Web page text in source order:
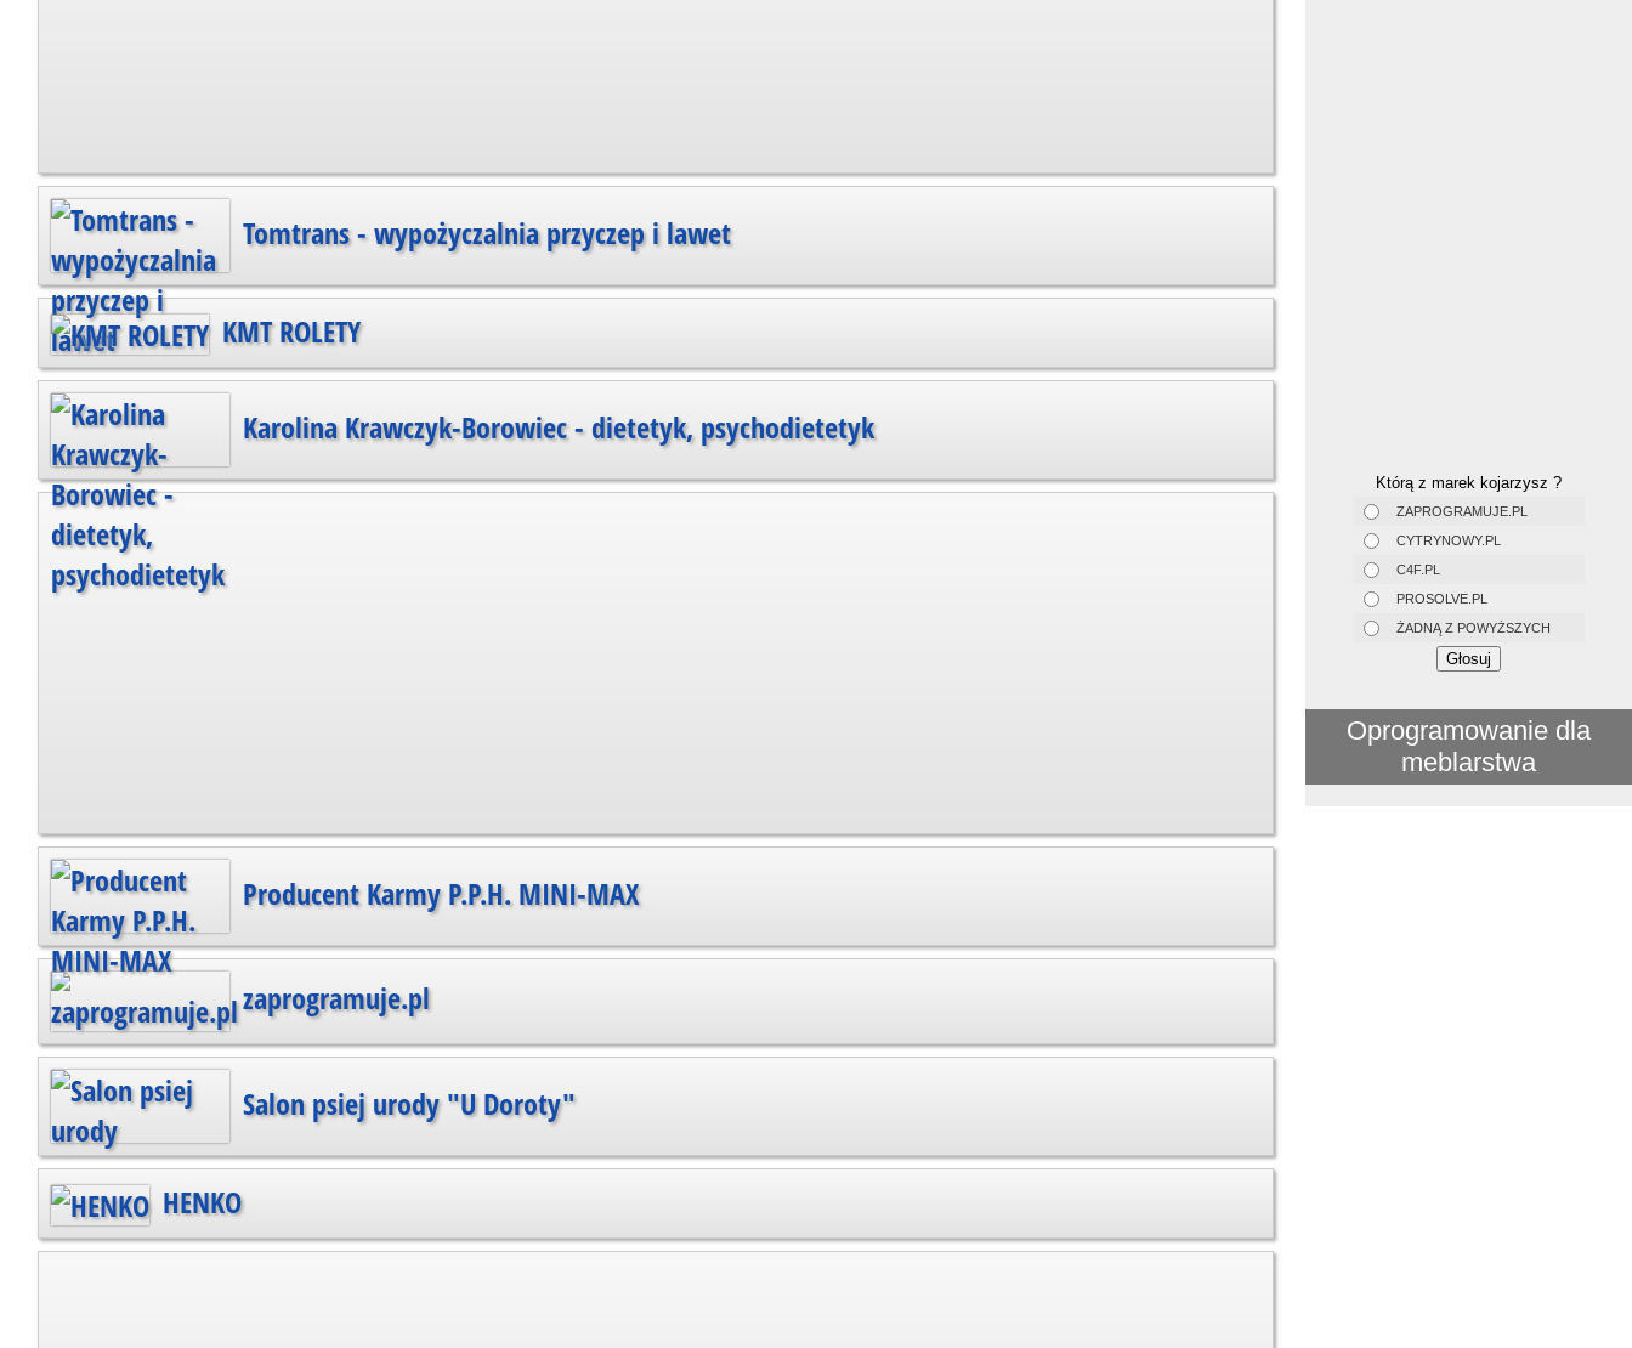
Tomtrans - wypożyczalnia przyczep i lawet
KMT ROLETY
Karolina Krawczyk-Borowiec - dietetyk, psychodietetyk
Producent Karmy P.P.H. MINI-MAX
zaprogramuje.pl
Salon psiej urody "U Doroty"
HENKO
Którą z marek kojarzysz ?
ZAPROGRAMUJE.PL
CYTRYNOWY.PL
C4F.PL
PROSOLVE.PL
ŻADNĄ Z POWYŻSZYCH
Oprogramowanie dla
meblarstwa